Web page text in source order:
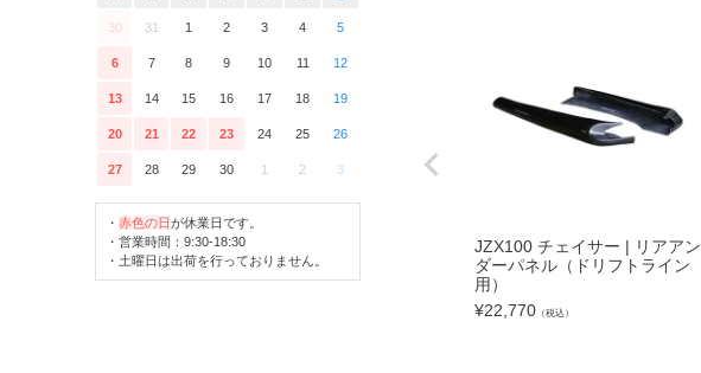
30 31 1 2 3 4 5
6 7 8 9 10 11 12
13 14 15 16 17 18 19
20 21 22 23 24 25 26
27 28 29 30 1 2 3
・ 赤色の日が休業日です。
・営業時間：9:30-18:30
・土曜日は出荷を行っておりません。
JZX100 チェイサー | リアアン
ダーパネル（ドリフトライン
用）
¥22,770 （税込）